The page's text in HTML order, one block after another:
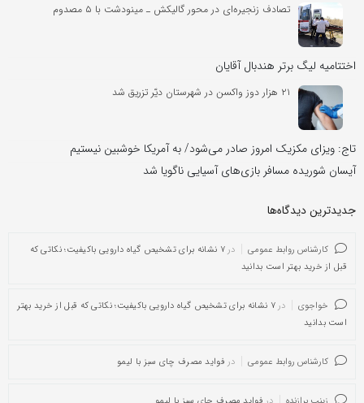
تصادف زنجیره‌ای در محور گالیکش ـ مینودشت با ۵ مصدوم
اختتامیه لیگ برتر هندبال آقایان
۲۱ هزار دوز واکسن در شهرستان دیّر تزریق شد
تاج: ویزای مکزیک امروز صادر می‌شود/ به آمریکا خوشبین نیستیم
آیسان شوریده مسافر بازی‌های آسیایی ناگویا شد
جدیدترین دیدگاه‌‌ها
کارشناس روابط عمومی در
۷ نشانه برای تشخیص گیاه دارویی باکیفیت؛ نکاتی که
قبل از خرید بهتر است بدانید
خواجوی در
۷ نشانه برای تشخیص گیاه دارویی باکیفیت؛ نکاتی که قبل از خرید بهتر
است بدانید
کارشناس روابط عمومی در فواید مصرف چای سبز با لیمو